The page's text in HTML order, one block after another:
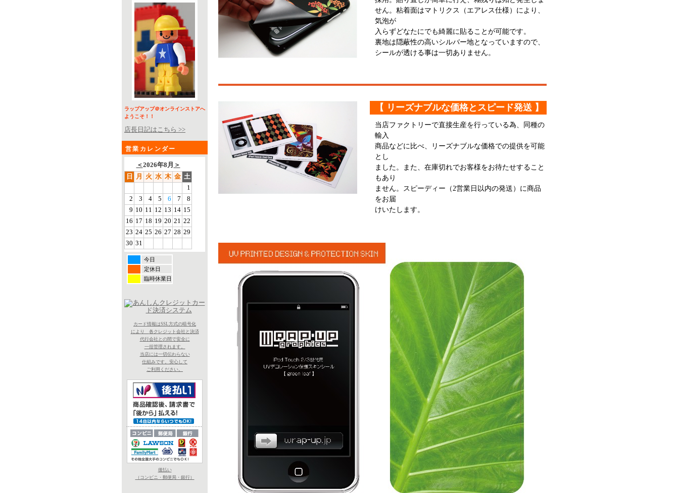
ラップアップ＠オンラインストアへ
ようこそ！！
店長日記はこちら >>
営業カレンダー
＜2026年8月 ＞
日
月 火 水 木 金 土
1
2
3 4 5 6 7
8
9 10 11 12 13 14 15
16 17 18 19 20 21 22
23 24 25 26 27 28 29
30 31
今日
定休日
臨時休業日
カード情報はSSL方式の暗号化
により 各クレジット会社と決済
代行会社との間で安全に
一括管理されます。
当店には一切 伝わらない
仕組みです。 安心して
ご利用ください。
後払い
（コンビニ・郵便局・銀行）
せん。粘着面はマトリクス（エアレス仕様）により、
気泡が
入らずどなたにでも綺麗に貼ることが可能です。
裏地は隠蔽性の高いシルバー地となっていますので、
シールが透ける事は一切ありません。
【 リーズナブルな価格とスピード発送 】
当店ファクトリーで直接生産を行っている為、同種の
輸入
商品などに比べ、リーズナブルな価格での提供を可能
とし
ました。また、在庫切れでお客様をお待たせすること
もあり
ません。スピーディー（2営業日以内の発送）に商品
をお届
けいたします。